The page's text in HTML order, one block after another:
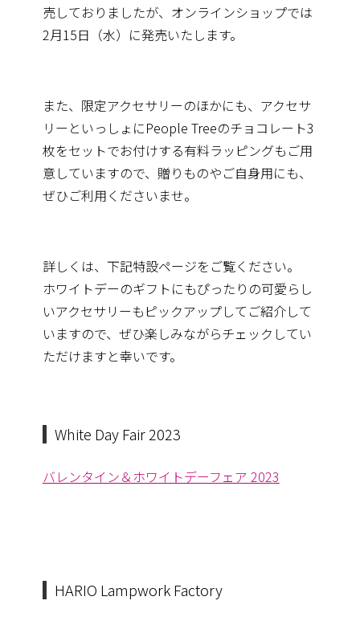
売しておりましたが、オンラインショップでは
2月15日（水）に発売いたします。
また、限定アクセサリーのほかにも、アクセサ
リーといっしょにPeople Treeのチョコレート3
枚をセットでお付けする有料ラッピングもご用
意していますので、贈りものやご自身用にも、
ぜひご利用くださいませ。
詳しくは、下記特設ページをご覧ください。
ホワイトデーのギフトにもぴったりの可愛らし
いアクセサリーもピックアップしてご紹介して
いますので、 ぜひ楽しみながらチェックしてい
ただけますと幸いです。
White Day Fair 2023
バレンタイン＆ホワイトデーフェア 2023
HARIO Lampwork Factory